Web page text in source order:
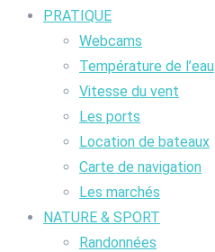
PRATIQUE
Webcams
Température de l’eau
Vitesse du vent
Les ports
Location de bateaux
Carte de navigation
Les marchés
NATURE & SPORT
Randonnées